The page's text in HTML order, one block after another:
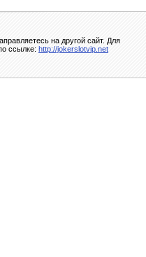
на другой сайт. Для
ссылке: http://jokerslotvip.net